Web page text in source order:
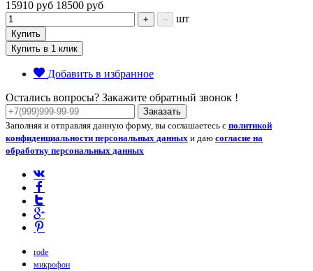
15910 руб 18500 руб
+ – шт
Купить
Купить в 1 клик
Добавить в избранное
Остались вопросы? Закажите обратный звонок !
Заказать
Заполняя и отправляя данную форму, вы соглашаетесь с политикой
конфиденциальности персональных данных и даю согласие на
обработку персональных данных
rode
микрофон